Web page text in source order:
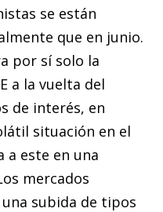
se están
que en junio.
por sí solo la
a la vuelta del
de interés, en
situación en el
a este en una
mercados
subida de tipos